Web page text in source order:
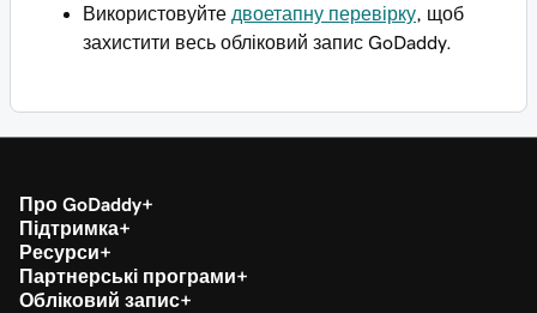
Використовуйте двоетапну перевірку , щоб
захистити весь обліковий запис GoDaddy.
Про GoDaddy
Підтримка
Ресурси
Партнерські програми
Обліковий запис